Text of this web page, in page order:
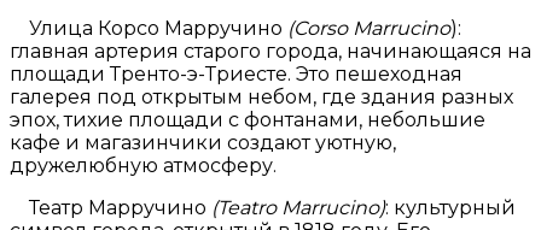
Улица Корсо Марручино (Corso Marrucino):
главная артерия старого города, начинающаяся на
площади Тренто-э-Триесте. Это пешеходная
галерея под открытым небом, где здания разных
эпох, тихие площади с фонтанами, небольшие
кафе и магазинчики создают уютную,
дружелюбную атмосферу.
Театр Марручино (Teatro Marrucino): культурный